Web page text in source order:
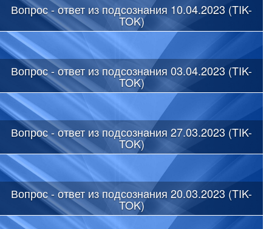
Вопрос - ответ из подсознания 10.04.2023 (TIK-
TOK)
Вопрос - ответ из подсознания 03.04.2023 (TIK-
TOK)
Вопрос - ответ из подсознания 27.03.2023 (TIK-
TOK)
Вопрос - ответ из подсознания 20.03.2023 (TIK-
TOK)